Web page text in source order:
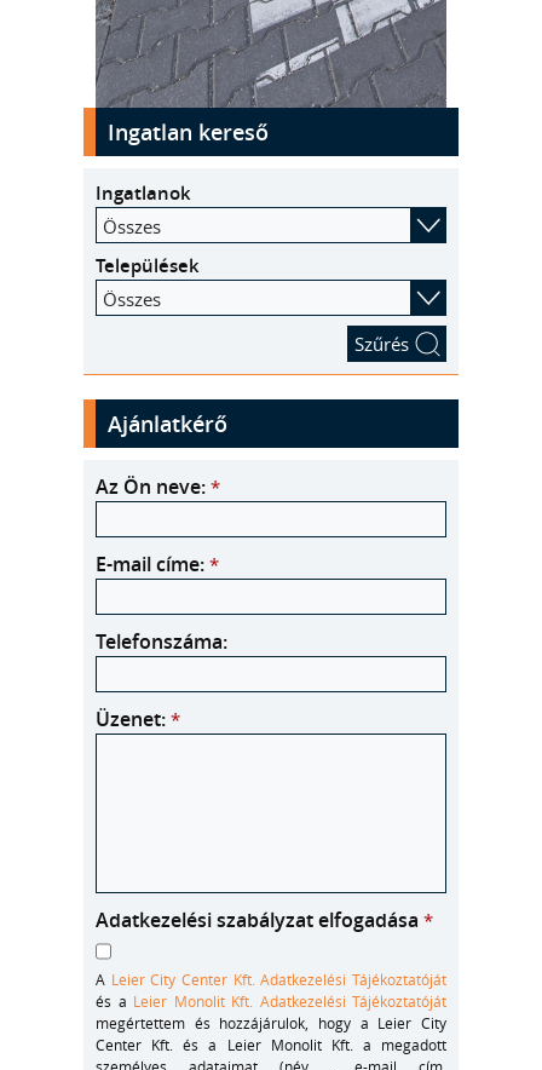
kinyit
Ingatlan kereső
Ingatlanok
Összes
Települések
Összes
Ajánlatkérő
Az Ön neve: *
E-mail címe: *
Telefonszáma:
Üzenet: *
Adatkezelési szabályzat elfogadása *
A Leier City Center Kft. Adatkezelési Tájékoztatóját
és a Leier Monolit Kft. Adatkezelési Tájékoztatóját
megértettem és hozzájárulok, hogy a Leier City
Center Kft. és a Leier Monolit Kft. a megadott